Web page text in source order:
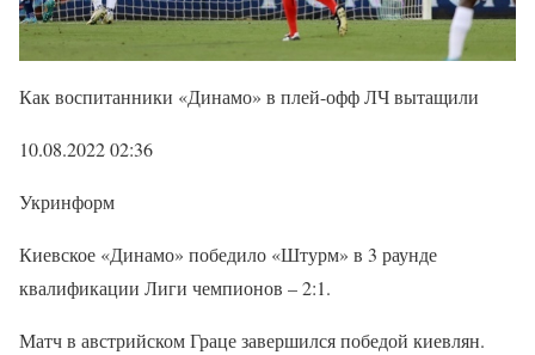
Как воспитанники «Динамо» в плей-офф ЛЧ вытащили
10.08.2022 02:36
Укринформ
Киевское «Динамо» победило «Штурм» в 3 раунде
квалификации Лиги чемпионов – 2:1.
Матч в австрийском Граце завершился победой киевлян.